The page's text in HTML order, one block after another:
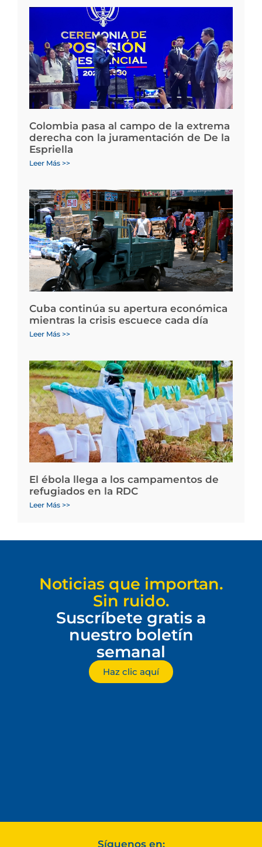
Colombia pasa al campo de la extrema
derecha con la juramentación de De la
Espriella
Leer Más >>
Cuba continúa su apertura económica
mientras la crisis escuece cada día
Leer Más >>
El ébola llega a los campamentos de
refugiados en la RDC
Leer Más >>
Noticias que importan.
Sin ruido.
Suscríbete gratis a
nuestro boletín
semanal
Haz clic aquí
Síguenos en: